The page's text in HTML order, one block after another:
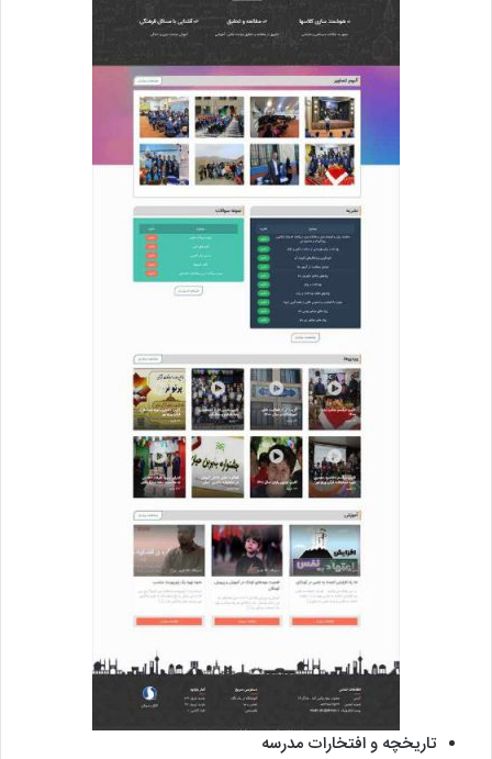
تاریخچه و افتخارات مدرسه